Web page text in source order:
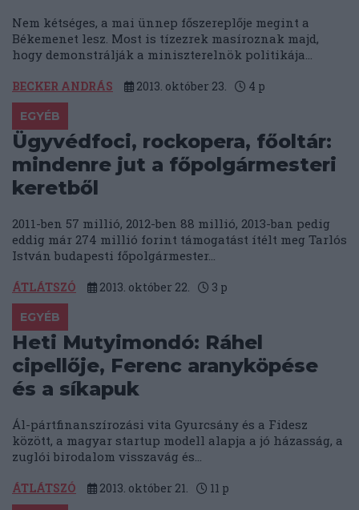
Nem kétséges, a mai ünnep főszereplője megint a
Békemenet lesz. Most is tízezrek masíroznak majd,
hogy demonstrálják a miniszterelnök politikája...
BECKER ANDRÁS 2013. október 23. 4 p
EGYÉB
Ügyvédfoci, rockopera, főoltár:
mindenre jut a főpolgármesteri
keretből
2011-ben 57 millió, 2012-ben 88 millió, 2013-ban pedig
eddig már 274 millió forint támogatást ítélt meg Tarlós
István budapesti főpolgármester...
ÁTLÁTSZÓ 2013. október 22. 3 p
EGYÉB
Heti Mutyimondó: Ráhel
cipellője, Ferenc aranyköpése
és a síkapuk
Ál-pártfinanszírozási vita Gyurcsány és a Fidesz
között, a magyar startup modell alapja a jó házasság, a
zuglói birodalom visszavág és...
ÁTLÁTSZÓ 2013. október 21. 11 p